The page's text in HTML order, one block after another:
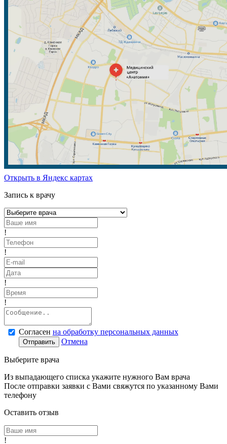
Открыть в Яндекс картах
Запись к врачу
!
!
!
!
Согласен на обработку персональных данных
Отправить Отмена
Выберите врача
Из выпадающего списка укажите нужного Вам врача
После отправки заявки с Вами свяжутся по указанному Вами
телефону
Оставить отзыв
!